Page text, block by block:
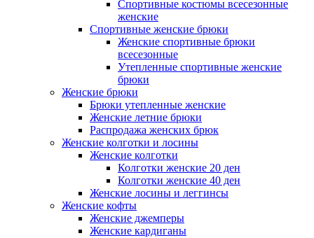
Спортивные костюмы всесезонные
женские
Спортивные женские брюки
Женские спортивные брюки
всесезонные
Утепленные спортивные женские
брюки
Женские брюки
Брюки утепленные женские
Женские летние брюки
Распродажа женских брюк
Женские колготки и лосины
Женские колготки
Колготки женские 20 ден
Колготки женские 40 ден
Женские лосины и леггинсы
Женские кофты
Женские джемперы
Женские кардиганы